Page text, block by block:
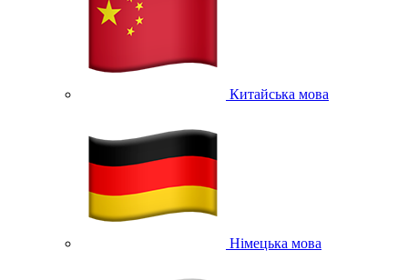
Китайська мова
Німецька мова